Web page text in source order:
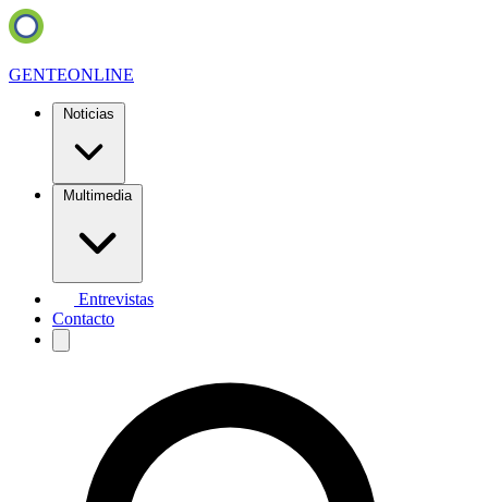
GENTEONLINE
Noticias
Multimedia
Entrevistas
Contacto